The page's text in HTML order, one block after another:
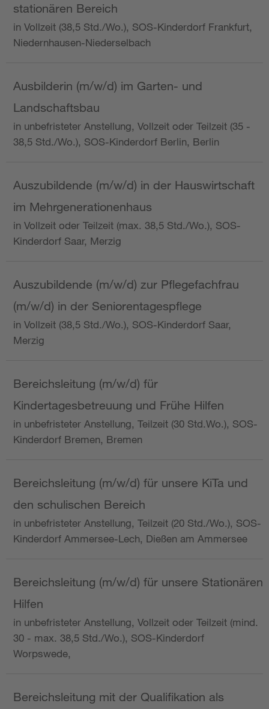
stationären Bereich
in Vollzeit (38,5 Std./Wo.), SOS-Kinderdorf Frankfurt,
Niedernhausen-Niederselbach
Ausbilderin (m/w/d) im Garten- und
Landschaftsbau
in unbefristeter Anstellung, Vollzeit oder Teilzeit (35 -
38,5 Std./Wo.), SOS-Kinderdorf Berlin, Berlin
Auszubildende (m/w/d) in der Hauswirtschaft
im Mehrgenerationenhaus
in Vollzeit oder Teilzeit (max. 38,5 Std./Wo.), SOS-
Kinderdorf Saar, Merzig
Auszubildende (m/w/d) zur Pflegefachfrau
(m/w/d) in der Seniorentagespflege
in Vollzeit (38,5 Std./Wo.), SOS-Kinderdorf Saar,
Merzig
Bereichsleitung (m/w/d) für
Kindertagesbetreuung und Frühe Hilfen
in unbefristeter Anstellung, Teilzeit (30 Std.Wo.), SOS-
Kinderdorf Bremen, Bremen
Bereichsleitung (m/w/d) für unsere KiTa und
den schulischen Bereich
in unbefristeter Anstellung, Teilzeit (20 Std./Wo.), SOS-
Kinderdorf Ammersee-Lech, Dießen am Ammersee
Bereichsleitung (m/w/d) für unsere Stationären
Hilfen
in unbefristeter Anstellung, Vollzeit oder Teilzeit (mind.
30 - max. 38,5 Std./Wo.), SOS-Kinderdorf
Worpswede,
Bereichsleitung mit der Qualifikation als